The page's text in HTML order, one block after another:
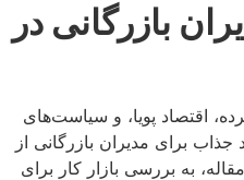
بازرگانی در
اقتصاد پویا، و سیاست‌های
برای مدیران بازرگانی از
به بررسی بازار کار برای